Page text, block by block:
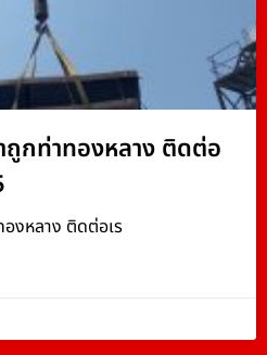
ถูกท่าทองหลาง ติดต่อ
งหลาง ติดต่อเร